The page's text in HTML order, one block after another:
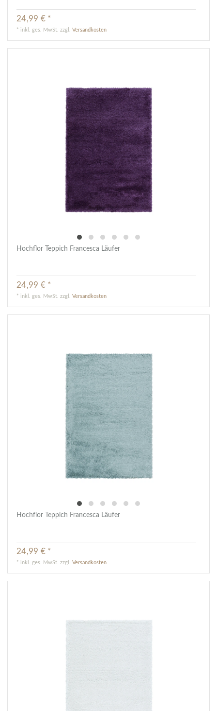
24,99 € *
* inkl. ges. MwSt. zzgl.Versandkosten
Hochflor Teppich Francesca Läufer
24,99 € *
* inkl. ges. MwSt. zzgl.Versandkosten
Hochflor Teppich Francesca Läufer
24,99 € *
* inkl. ges. MwSt. zzgl.Versandkosten